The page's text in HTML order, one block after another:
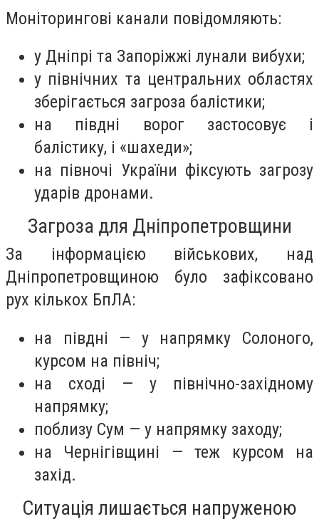
Моніторингові канали повідомляють:
у Дніпрі та Запоріжжі лунали вибухи;
у північних та центральних областях
зберігається загроза балістики;
на півдні ворог застосовує і
балістику, і «шахеди»;
на півночі України фіксують загрозу
ударів дронами.
Загроза для Дніпропетровщини
За інформацією військових, над
Дніпропетровщиною було зафіксовано
рух кількох БпЛА:
на півдні — у напрямку Солоного,
курсом на північ;
на сході — у північно-західному
напрямку;
поблизу Сум — у напрямку заходу;
на Чернігівщині — теж курсом на
захід.
Ситуація лишається напруженою